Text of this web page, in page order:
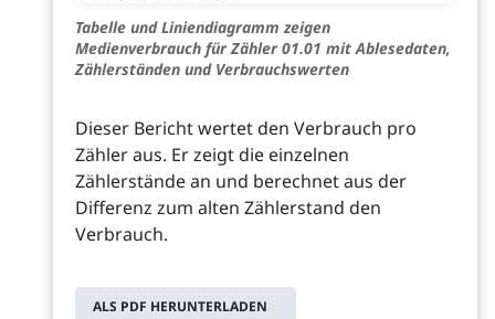
Tabelle und Liniendiagramm zeigen
Medienverbrauch für Zähler 01.01 mit Ablesedaten,
Zählerständen und Verbrauchswerten
Dieser Bericht wertet den Verbrauch pro
Zähler aus. Er zeigt die einzelnen
Zählerstände an und berechnet aus der
Differenz zum alten Zählerstand den
Verbrauch.
ALS PDF HERUNTERLADEN